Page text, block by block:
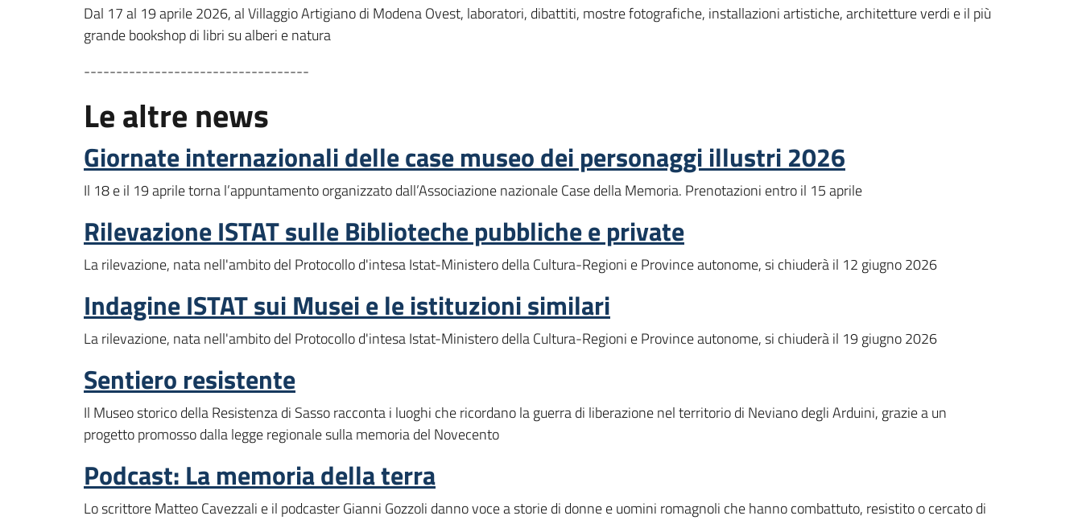
Dal 17 al 19 aprile 2026, al Villaggio Artigiano di Modena Ovest, laboratori, dibattiti, mostre fotografiche, installazioni artistiche, architetture verdi e il più
grande bookshop di libri su alberi e natura
-----------------------------------
Le altre news
Giornate internazionali delle case museo dei personaggi illustri 2026
Il 18 e il 19 aprile torna l’appuntamento organizzato dall’Associazione nazionale Case della Memoria. Prenotazioni entro il 15 aprile
Rilevazione ISTAT sulle Biblioteche pubbliche e private
La rilevazione, nata nell'ambito del Protocollo d'intesa Istat-Ministero della Cultura-Regioni e Province autonome, si chiuderà il 12 giugno 2026
Indagine ISTAT sui Musei e le istituzioni similari
La rilevazione, nata nell'ambito del Protocollo d'intesa Istat-Ministero della Cultura-Regioni e Province autonome, si chiuderà il 19 giugno 2026
Sentiero resistente
Il Museo storico della Resistenza di Sasso racconta i luoghi che ricordano la guerra di liberazione nel territorio di Neviano degli Arduini, grazie a un
progetto promosso dalla legge regionale sulla memoria del Novecento
Podcast: La memoria della terra
Lo scrittore Matteo Cavezzali e il podcaster Gianni Gozzoli danno voce a storie di donne e uomini romagnoli che hanno combattuto, resistito o cercato di